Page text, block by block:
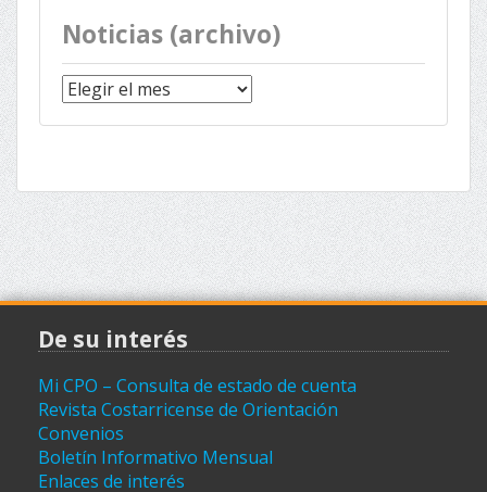
Noticias (archivo)
Noticias
(archivo)
De su interés
Mi CPO – Consulta de estado de cuenta
Revista Costarricense de Orientación
Convenios
Boletín Informativo Mensual
Enlaces de interés